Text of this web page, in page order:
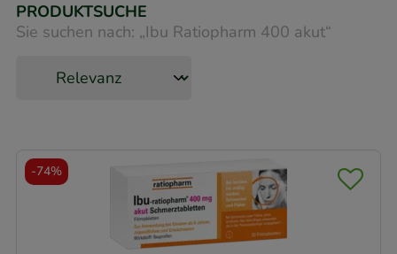
PRODUKTSUCHE
Sie suchen nach: „Ibu Ratiopharm 400 akut“
-74%